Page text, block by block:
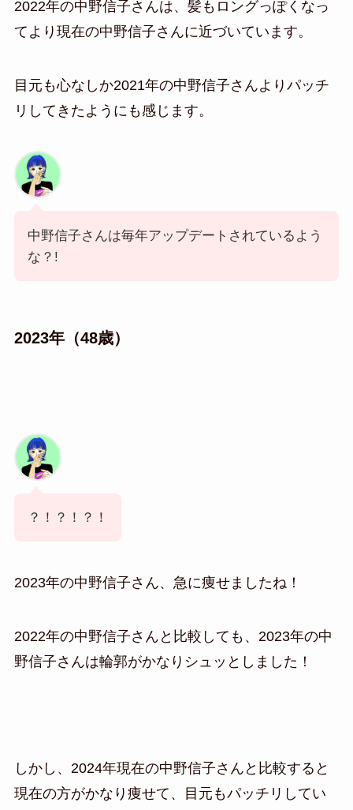
2022年の中野信子さんは、髪もロングっぽくなっ
てより現在の中野信子さんに近づいています。
目元も心なしか2021年の中野信子さんよりパッチ
リしてきたようにも感じます。
中野信子さんは毎年アップデートされているよう
な？!
2023年（48歳）
？！？！？！
2023年の中野信子さん、急に痩せましたね！
2022年の中野信子さんと比較しても、2023年の中
野信子さんは輪郭がかなりシュッとしました！
しかし、2024年現在の中野信子さんと比較すると
現在の方がかなり痩せて、目元もパッチリしてい